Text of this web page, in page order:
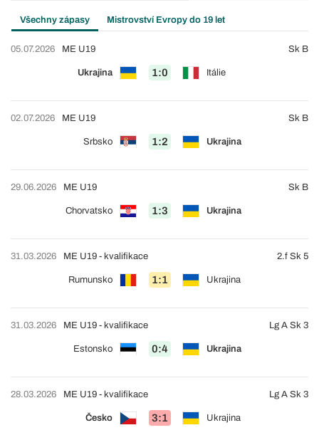
Všechny zápasy Mistrovství Evropy do 19 let
05.07.2026
Ukrajina 1:0 Itálie
ME U19 Sk B
02.07.2026
Srbsko 1:2 Ukrajina
ME U19 Sk B
29.06.2026
Chorvatsko 1:3 Ukrajina
ME U19 Sk B
31.03.2026
Rumunsko 1:1 Ukrajina
ME U19 - kvalifikace 2.f Sk 5
31.03.2026
Estonsko 0:4 Ukrajina
ME U19 - kvalifikace Lg A Sk 3
28.03.2026
Česko 3:1 Ukrajina
ME U19 - kvalifikace Lg A Sk 3